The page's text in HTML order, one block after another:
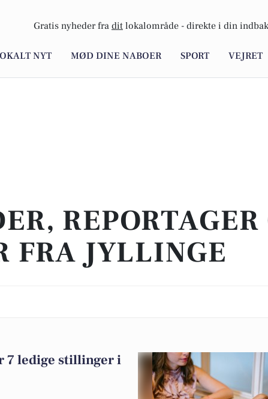
Gratis nyheder fra dit lokalområde - direkte i din
NYT MØD DINE NABOER SPORT VEJRET
REPORTAGER
FRA JYLLINGE
7 ledige stillinger i